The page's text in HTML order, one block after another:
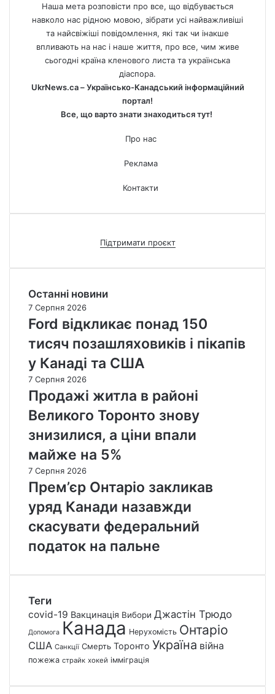
Наша мета розповісти про все, що відбувається
навколо нас рідною мовою, зібрати усі найважливіші
та найсвіжіші повідомлення, які так чи інакше
впливають на нас і наше життя, про все, чим живе
сьогодні країна кленового листа та українська
діаспора.
UkrNews.ca – Українсько-Канадський інформаційний
портал!
Все, що варто знати знаходиться тут!
Про нас
Реклама
Контакти
Підтримати проєкт
Останні новини
7 Серпня 2026
Ford відкликає понад 150
тисяч позашляховиків і пікапів
у Канаді та США
7 Серпня 2026
Продажі житла в районі
Великого Торонто знову
знизилися, а ціни впали
майже на 5%
7 Серпня 2026
Прем’єр Онтаріо закликав
уряд Канади назавжди
скасувати федеральний
податок на пальне
Теги
covid-19 Вакцинація Вибори Джастін Трюдо
Допомога Канада Нерухомість Онтаріо
США Санкції Смерть Торонто Україна війна
пожежа страйк хокей імміграція